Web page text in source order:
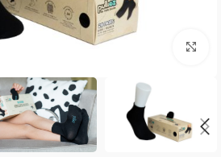
Click to enlarge